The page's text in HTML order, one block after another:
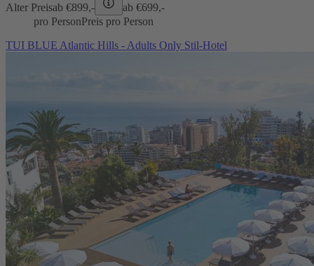
Alter Preisab €899,- ab €699,-
pro PersonPreis pro Person
TUI BLUE Atlantic Hills - Adults Only Stil-Hotel